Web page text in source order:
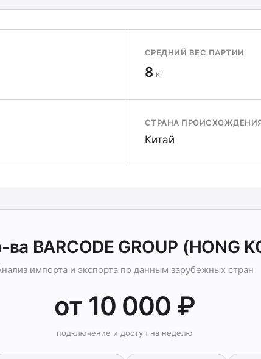
СРЕДНИЙ ВЕС ПАРТИИ
8 кг
СТРАНА
Китай
BARCODE GROUP (HONG
импорта и экспорта по данным зарубежных стран
от 10 000 ₽
подключение и доступ на неделю